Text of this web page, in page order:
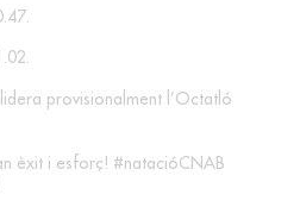
provisionalment l’Octatló
èxit i esforç! #natacióCNAB